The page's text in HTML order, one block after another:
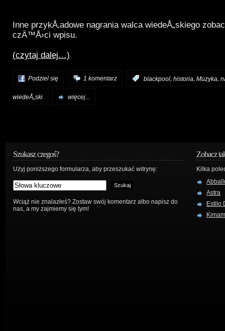
Inne przykÅ‚adowe nagrania walca wiedeÅ„skiego
czÄ™Å›ci wpisu.
(czytaj dalej…)
Podziel się 1 komentarz blackpool historia Muzyka
wiedeÅ„ski więcej...
Szukasz czegoś?
Użyj poniższego formularza, aby przeszukać witrynę:
Wciąż nie znalazłeś? Zostaw swój komentarz albo napisz do
nas, a my zajmiemy się tym!
Zobacz
Kilka
Astra
Estilo